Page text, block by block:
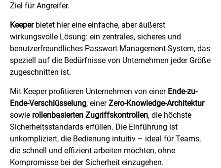
Ziel für Angreifer.
Keeperbietet hier eine einfache, aber äußerst
wirkungsvolle Lösung: ein zentrales, sicheres und
benutzerfreundliches Passwort-Management-System, das
speziell auf die Bedürfnisse von Unternehmen jeder Größe
zugeschnitten ist.
Mit Keeper profitieren Unternehmen von einer Ende-zu-
Ende-Verschlüsselung, einerZero-Knowledge-Architektur
sowie rollenbasierten Zugriffskontrollen, die höchste
Sicherheitsstandards erfüllen. Die Einführung ist
unkompliziert, die Bedienung intuitiv – ideal für Teams,
die schnell und effizient arbeiten möchten, ohne
Kompromisse bei der Sicherheit einzugehen.